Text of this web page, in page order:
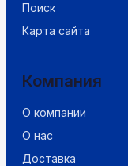
Поиск
Карта сайта
Компания
О компании
О нас
Доставка